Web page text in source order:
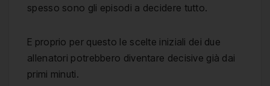
spesso sono gli episodi a decidere tutto.
E proprio per questo le scelte iniziali dei due
allenatori potrebbero diventare decisive già dai
primi minuti.